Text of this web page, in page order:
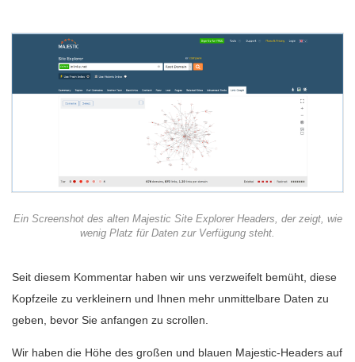
Ein Screenshot des alten Majestic Site Explorer Headers, der zeigt, wie
wenig Platz für Daten zur Verfügung steht.
Seit diesem Kommentar haben wir uns verzweifelt bemüht, diese
Kopfzeile zu verkleinern und Ihnen mehr unmittelbare Daten zu
geben, bevor Sie anfangen zu scrollen.
Wir haben die Höhe des großen und blauen Majestic-Headers auf